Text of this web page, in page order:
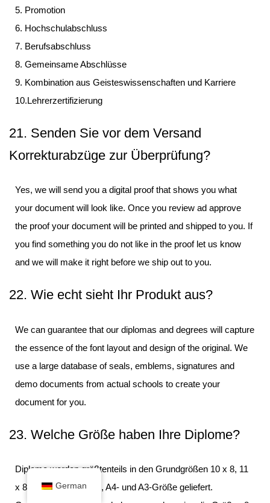
5. Promotion
6. Hochschulabschluss
7. Berufsabschluss
8. Gemeinsame Abschlüsse
9. Kombination aus Geisteswissenschaften und Karriere
10.Lehrerzertifizierung
21. Senden Sie vor dem Versand
Korrekturabzüge zur Überprüfung?
Yes, we will send you a digital proof that shows you what
your document will look like. Once you review ad approve
the proof your document will be printed and shipped to you. If
you find something you do not like in the proof let us know
and we will make it right before we ship out to you.
22. Wie echt sieht Ihr Produkt aus?
We can guarantee that our diplomas and degrees will capture
the essence of the font layout and design of the original. We
use a large database of seals, emblems, signatures and
demo documents from actual schools to create your
document for you.
23. Welche Größe haben Ihre Diplome?
Diplome werden größtenteils in den Grundgrößen 10 x 8, 11
x 8,5 oder 14 x 11 Zoll, A4- und A3-Größe geliefert.
German